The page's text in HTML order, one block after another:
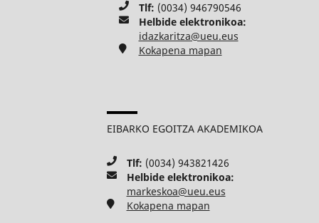
Tlf: (0034) 946790546
Helbide elektronikoa:
idazkaritza@ueu.eus
Kokapena mapan
EIBARKO EGOITZA AKADEMIKOA
Tlf: (0034) 943821426
Helbide elektronikoa:
markeskoa@ueu.eus
Kokapena mapan